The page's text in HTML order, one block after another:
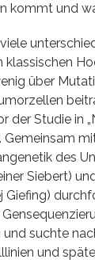
kommt und
klassischen
über
der Studie in
Gemeinsam
des
Siebert)
Giefing)
und suchte
und